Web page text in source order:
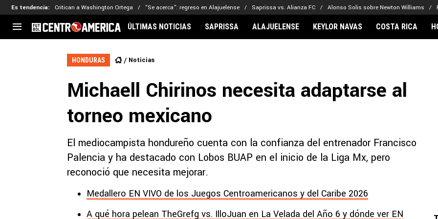
Es tendencia: Critican a Washington Ortega “Se acerca”: regreso en Alajuelense Saprissa vs. Alianza FC Alonso Solis sobre Newton Williams
CENTROAMÉRICA
El Salvador
CONCACAF
Liga de Naciones
Copa de Campeones
MLS
Kervin Arriaga
Nathaniel Méndez-Laing
Alajuelense
Herediano
Olimpia
Motagua
Noticias
ÚLTIMAS NOTICIAS SAPRISSA ALAJUELENSE KEYLOR NAVAS COSTA RICA
HONDURAS Noticias
Michaell Chirinos necesita adaptarse al
torneo mexicano
El mediocampista hondureño cuenta con la confianza del entrenador Francisco
Palencia y ha destacado con Lobos BUAP en el inicio de la Liga Mx, pero
reconoció que necesita mejorar.
Medallero EN VIVO de los Juegos Centroamericanos y del Caribe 2026
A qué hora pelean TheGrefg vs. IlloJuan en La Velada del Año 6 y dónde ver EN